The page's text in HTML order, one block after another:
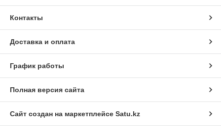
Контакты
Доставка и оплата
График работы
Полная версия сайта
Сайт создан на маркетплейсе Satu.kz